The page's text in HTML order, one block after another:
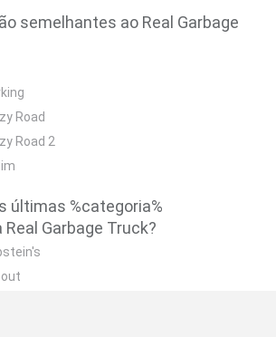
semelhantes ao Real Garbage
Road
Road 2
últimas %categoria%
Garbage Truck?